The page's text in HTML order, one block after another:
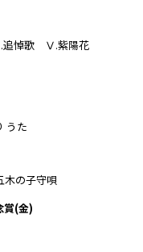
悼歌 Ⅴ.紫陽花
うた
の子守唄
賞(金)